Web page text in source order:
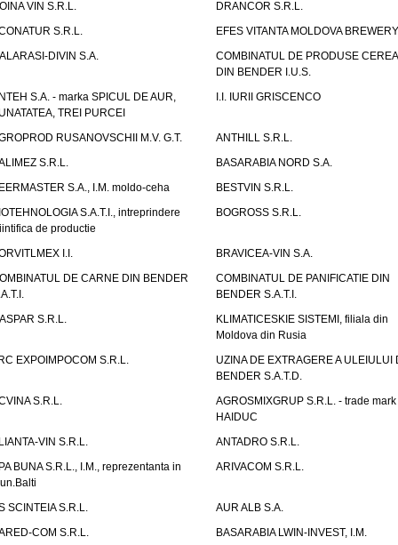
VIN S.R.L.
DRANCOR S.R.L.
S.R.L.
EFES VITANTA MOLDOVA
DIVIN S.A.
COMBINATUL DE PRODUSE
DIN BENDER I.U.S.
S.A. - marka SPICUL DE AUR,
TREI PURCEI
I.I. IURII GRISCENCO
RUSANOVSCHII M.V. G.T.
ANTHILL S.R.L.
S.R.L.
BASARABIA NORD S.A.
S.A., I.M. moldo-ceha
BESTVIN S.R.L.
S.A.T.I., intreprindere
de productie
BOGROSS S.R.L.
I.I.
BRAVICEA-VIN S.A.
DE CARNE DIN BENDER
COMBINATUL DE PANIFICATIE DIN
BENDER S.A.T.I.
S.R.L.
KLIMATICESKIE SISTEMI, filiala din
Moldova din Rusia
EXPOIMPOCOM S.R.L.
UZINA DE EXTRAGERE A ULEIULUI
BENDER S.A.T.D.
S.R.L.
AGROSMIXGRUP S.R.L. - trade mark
HAIDUC
VIN S.R.L.
ANTADRO S.R.L.
BUNA S.R.L., I.M., reprezentanta in
ARIVACOM S.R.L.
SCINTEIA S.R.L.
AUR ALB S.A.
COM S.R.L.
BASARABIA LWIN-INVEST, I.M.